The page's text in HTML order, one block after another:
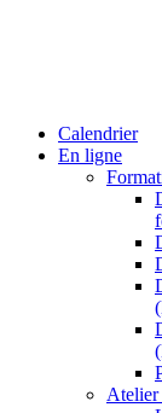
Calendrier
En ligne
Atelier